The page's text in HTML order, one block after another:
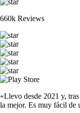
660k Reviews
«Llevo desde 2021 y,
la mejor. Es muy fácil de